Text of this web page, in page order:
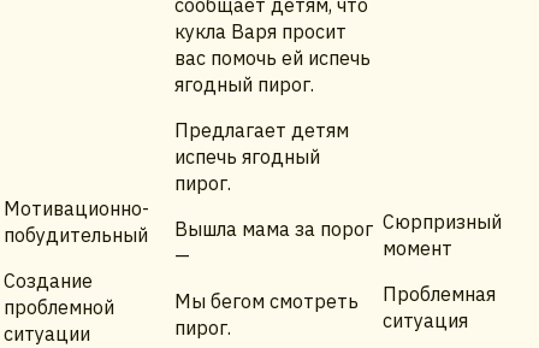
Мотивационно-
побудительный
Создание
проблемной
ситуации
сообщает детям, что
кукла Варя просит
вас помочь ей испечь
ягодный пирог.
Предлагает детям
испечь ягодный
пирог.
Вышла мама за порог
—
Мы бегом смотреть
пирог.
Сюрпризный
момент
Проблемная
ситуация